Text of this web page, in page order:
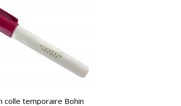
APERÇU RAPIDE
colle temporaire Bohin